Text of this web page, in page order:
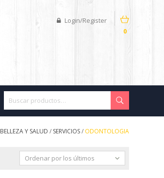
0
Login/Register
BELLEZA Y SALUD / SERVICIOS/ ODONTOLOGIA
Ordenar por los últimos